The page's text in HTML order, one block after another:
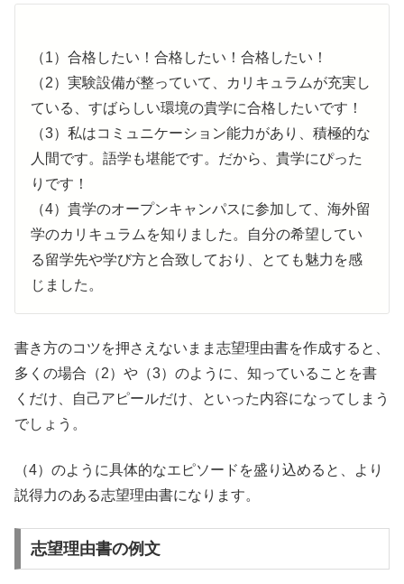
（1）合格したい！合格したい！合格したい！
（2）実験設備が整っていて、カリキュラムが充実し
ている、すばらしい環境の貴学に合格したいです！
（3）私はコミュニケーション能力があり、積極的な
人間です。語学も堪能です。だから、貴学にぴった
りです！
（4）貴学のオープンキャンパスに参加して、海外留
学のカリキュラムを知りました。自分の希望してい
る留学先や学び方と合致しており、とても魅力を感
じました。
書き方のコツを押さえないまま志望理由書を作成すると、
多くの場合（2）や（3）のように、知っていることを書
くだけ、自己アピールだけ、といった内容になってしまう
でしょう。
（4）のように具体的なエピソードを盛り込めると、より
説得力のある志望理由書になります。
志望理由書の例文